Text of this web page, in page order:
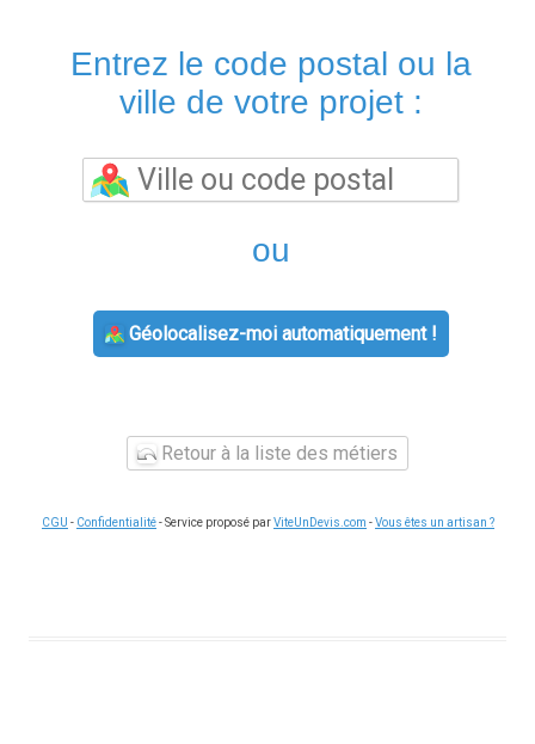
Entrez le code postal ou la
ville de votre projet :
ou
Géolocalisez-moi automatiquement !
Retour à la liste des métiers
CGU - Confidentialité- Service proposé parViteUnDevis.com -Vous êtes un artisan ?